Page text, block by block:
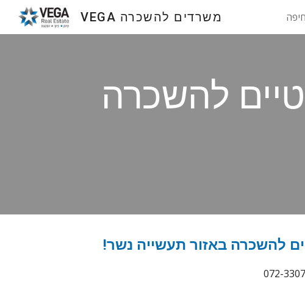
Skip to VEGA משרדים להשכרה
להשכרה
להשכרה באזור תעשייה נשר!